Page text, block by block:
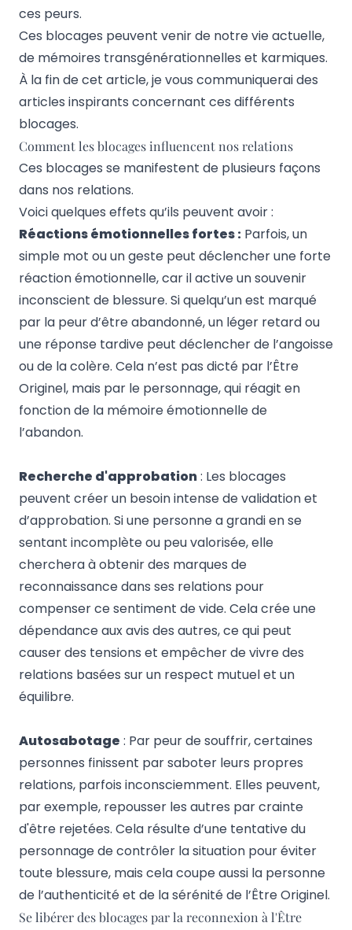
ces peurs.
Ces blocages peuvent venir de notre vie actuelle,
de mémoires transgénérationnelles et karmiques.
À la fin de cet article, je vous communiquerai des
articles inspirants concernant ces différents
blocages.
Comment les blocages influencent nos relations
Ces blocages se manifestent de plusieurs façons
dans nos relations.
Voici quelques effets qu’ils peuvent avoir :
Réactions émotionnelles fortes : Parfois, un
simple mot ou un geste peut déclencher une forte
réaction émotionnelle, car il active un souvenir
inconscient de blessure. Si quelqu’un est marqué
par la peur d’être abandonné, un léger retard ou
une réponse tardive peut déclencher de l’angoisse
ou de la colère. Cela n’est pas dicté par l’Être
Originel, mais par le personnage, qui réagit en
fonction de la mémoire émotionnelle de
l’abandon.
Recherche d'approbation: Les blocages
peuvent créer un besoin intense de validation et
d’approbation. Si une personne a grandi en se
sentant incomplète ou peu valorisée, elle
cherchera à obtenir des marques de
reconnaissance dans ses relations pour
compenser ce sentiment de vide. Cela crée une
dépendance aux avis des autres, ce qui peut
causer des tensions et empêcher de vivre des
relations basées sur un respect mutuel et un
équilibre.
Autosabotage : Par peur de souffrir, certaines
personnes finissent par saboter leurs propres
relations, parfois inconsciemment. Elles peuvent,
par exemple, repousser les autres par crainte
d'être rejetées. Cela résulte d’une tentative du
personnage de contrôler la situation pour éviter
toute blessure, mais cela coupe aussi la personne
de l’authenticité et de la sérénité de l’Être Originel.
Se libérer des blocages par la reconnexion à l'Être